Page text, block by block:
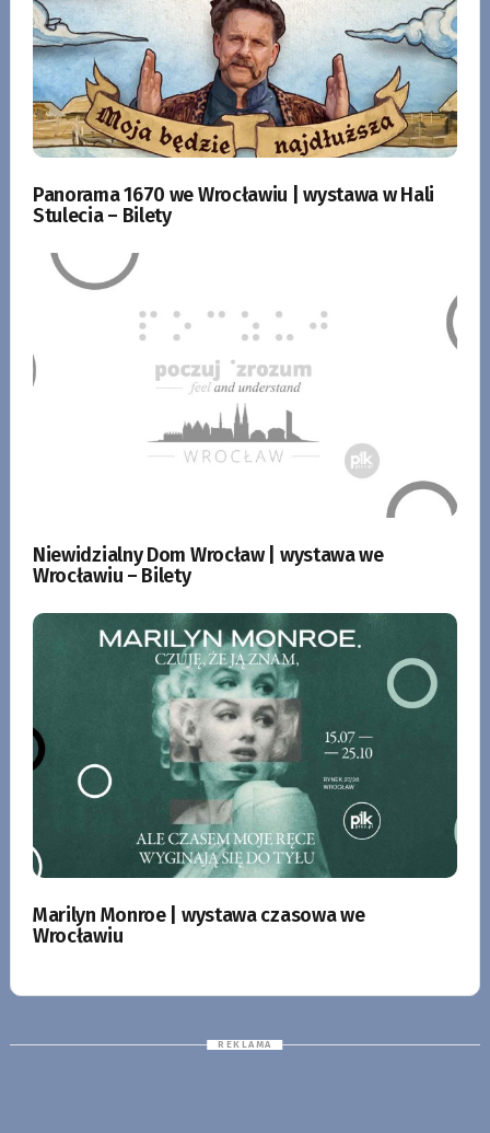
Panorama 1670 we Wrocławiu | wystawa w Hali
Stulecia – Bilety
Niewidzialny Dom Wrocław | wystawa we
Wrocławiu – Bilety
Marilyn Monroe | wystawa czasowa we
Wrocławiu